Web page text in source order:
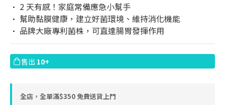
• 2 天有感！家庭常備應急小幫手
• 幫助黏膜健康，建立好菌環境、維持消化機能
• 品牌大廠專利菌株，可直達腸胃發揮作用
售出 10+
全店，全單滿$350 免費送貨上門